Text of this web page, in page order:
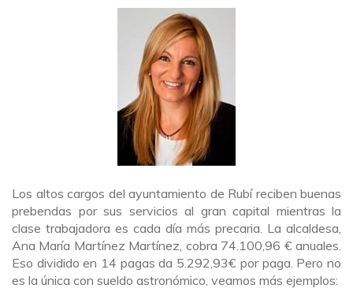
Los altos cargos del ayuntamiento de Rubí reciben buenas
prebendas por sus servicios al gran capital mientras la
clase trabajadora es cada día más precaria. La alcaldesa,
Ana María Martínez Martínez, cobra 74.100,96 € anuales.
Eso dividido en 14 pagas da 5.292,93€ por paga. Pero no
es la única con sueldo astronómico, veamos más ejemplos: